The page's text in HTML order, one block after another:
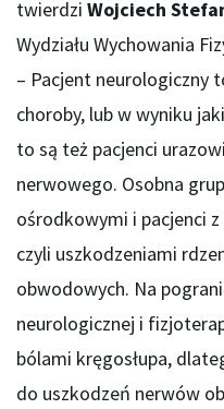
twierdzi Wojciech
Wydziału Wychowania
– Pacjent neurologiczny
choroby, lub w wyniku
to są też pacjenci
nerwowego. Osobna
ośrodkowymi i pacjenci
czyli uszkodzeniami
obwodowych. Na
neurologicznej i
bólami kręgosłupa,
do uszkodzeń nerwów